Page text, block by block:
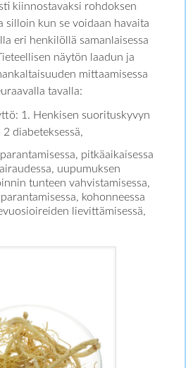
kiinnostavaksi rohdoksen
silloin kun se voidaan havaita
eri henkilöllä samanlaisessa
näytön laadun ja
mittaamisessa
tavalla:
1. Henkisen suorituskyvyn
diabeteksessä,
pitkäaikaisessa
uupumuksen
tunteen vahvistamisessa,
kohonneessa
lievittämisessä,